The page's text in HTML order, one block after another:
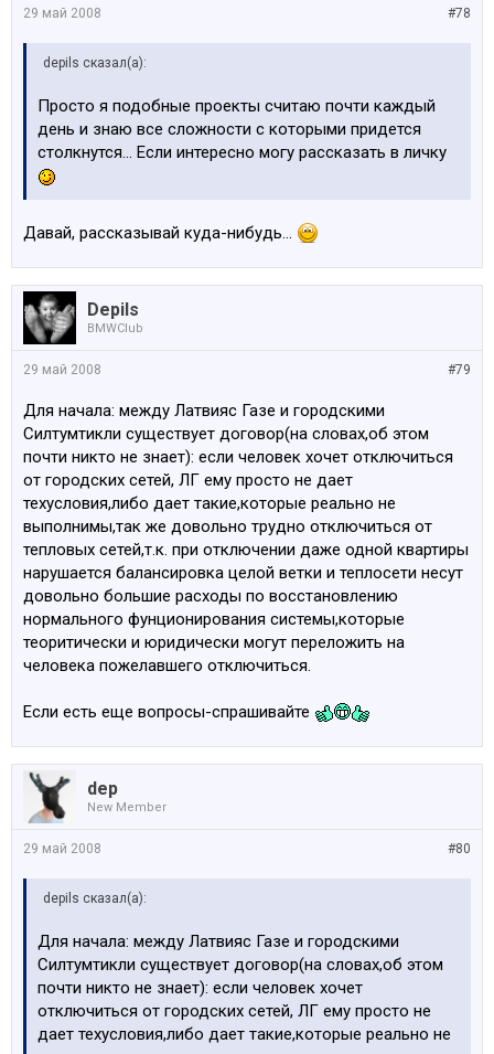
#78
29 май 2008
depils сказал(а):
Просто я подобные проекты считаю почти каждый
день и знаю все сложности с которыми придется
столкнутся... Если интересно могу рассказать в личку
Давай, рассказывай куда-нибудь...
Depils
BMWClub
#79
29 май 2008
Для начала: между Латвияс Газе и городскими
Силтумтикли существует договор(на словах,об этом
почти никто не знает): если человек хочет отключиться
от городских сетей, ЛГ ему просто не дает
техусловия,либо дает такие,которые реально не
выполнимы,так же довольно трудно отключиться от
тепловых сетей,т.к. при отключении даже одной квартиры
нарушается балансировка целой ветки и теплосети несут
довольно большие расходы по восстановлению
нормального фунционирования системы,которые
теоритически и юридически могут переложить на
человека пожелавшего отключиться.
Если есть еще вопросы-спрашивайте
dep
New Member
#80
29 май 2008
depils сказал(а):
Для начала: между Латвияс Газе и городскими
Силтумтикли существует договор(на словах,об этом
почти никто не знает): если человек хочет
отключиться от городских сетей, ЛГ ему просто не
дает техусловия,либо дает такие,которые реально не